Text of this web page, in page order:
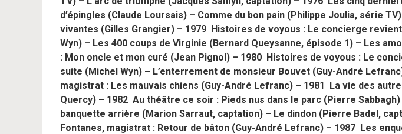
d’épingles (Claude Loursais) – Comme du bon pain (Philippe Joulia, série
vivantes (Gilles Grangier) – 1979 Histoires de voyous : Le concierge
Wyn) – Les 400 coups de Virginie (Bernard Queysanne, épisode 1) – Les
: Mon oncle et mon curé (Jean Pignol) – 1980 Histoires de voyous : Le
suite (Michel Wyn) – L’enterrement de monsieur Bouvet (Guy-André
magistrat : Les mauvais chiens (Guy-André Lefranc) – 1981 La vie des
Quercy) – 1982 Au théâtre ce soir : Pieds nus dans le parc (Pierre
banquette arrière (Marion Sarraut, captation) – Le dindon (Pierre Badel,
Fontanes, magistrat : Retour de bâton (Guy-André Lefranc) – 1987 Les